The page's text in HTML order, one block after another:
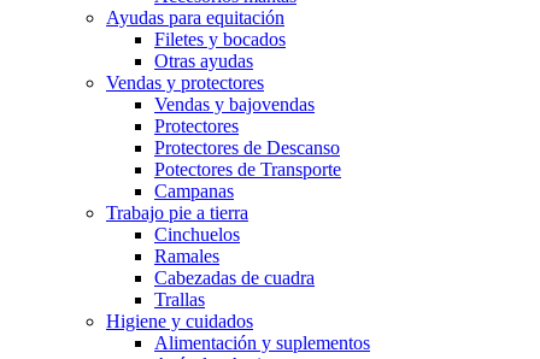
Ayudas para equitación
Filetes y bocados
Otras ayudas
Vendas y protectores
Vendas y bajovendas
Protectores
Protectores de Descanso
Potectores de Transporte
Campanas
Trabajo pie a tierra
Cinchuelos
Ramales
Cabezadas de cuadra
Trallas
Higiene y cuidados
Alimentación y suplementos